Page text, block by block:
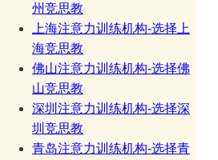
州竞思教
上海注意力训练机构-选择上
海竞思教
佛山注意力训练机构-选择佛
山竞思教
深圳注意力训练机构-选择深
圳竞思教
青岛注意力训练机构-选择青